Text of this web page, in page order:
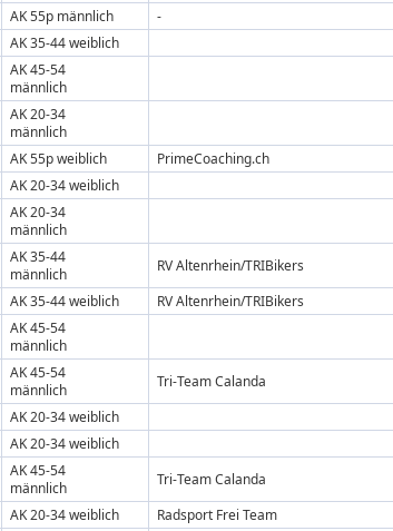
AK 55p männlich -
AK 35-44 weiblich
AK 45-54
männlich
AK 20-34
männlich
AK 55p weiblich PrimeCoaching.ch
AK 20-34 weiblich
AK 20-34
männlich
AK 35-44
männlich
RV Altenrhein/TRIBikers
AK 35-44 weiblich RV Altenrhein/TRIBikers
AK 45-54
männlich
AK 45-54
männlich
Tri-Team Calanda
AK 20-34 weiblich
AK 20-34 weiblich
AK 45-54
männlich
Tri-Team Calanda
AK 20-34 weiblich Radsport Frei Team